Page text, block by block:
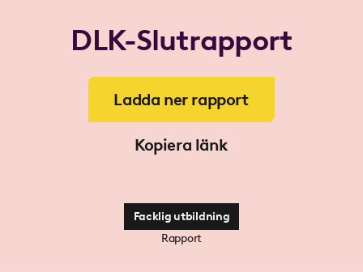
DLK-Slutrapport
Ladda ner rapport
Kopiera länk
Facklig utbildning
Rapport